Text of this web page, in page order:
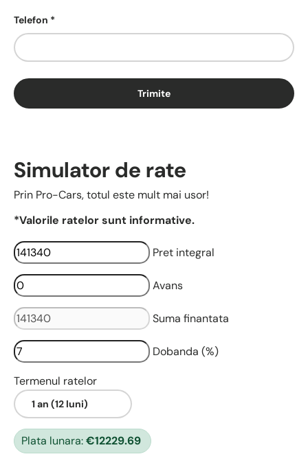
Telefon
Trimite
Simulator de rate
Prin Pro-Cars, totul este mult mai usor!
*Valorile ratelor sunt informative.
Pret integral
Avans
Suma finantata
Dobanda (%)
Termenul ratelor
Plata lunara:€12229.69